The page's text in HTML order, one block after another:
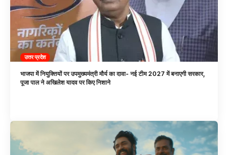
उत्तर प्रदेश
भाजपा में नियुक्तियों पर उपमुख्यमंत्री मौर्य का दावा- नई टीम 2027 में बनाएगी सरकार,
पूजा पाल ने अखिलेश यादव पर किए निशाने